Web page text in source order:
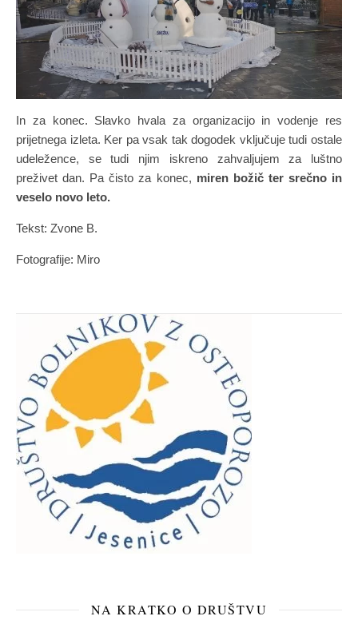
In za konec. Slavko hvala za organizacijo in vodenje res
prijetnega izleta. Ker pa vsak tak dogodek vključuje tudi ostale
udeležence, se tudi njim iskreno zahvaljujem za luštno
preživet dan. Pa čisto za konec, miren božič ter srečno in
veselo novo leto.
Tekst: Zvone B.
Fotografije: Miro
NA KRATKO O DRUŠTVU